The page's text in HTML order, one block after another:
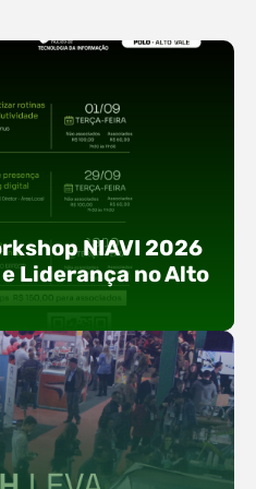
NIAVI 2026
Liderança no Alto